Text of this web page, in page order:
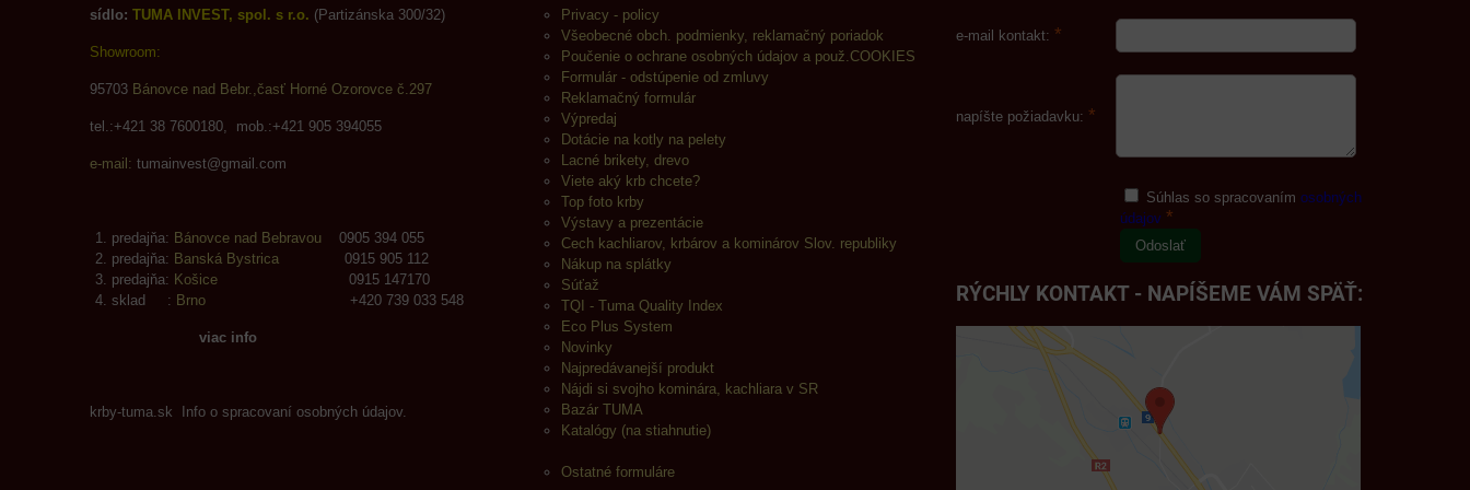
sídlo: TUMA INVEST, spol. s r.o. (Partizánska 300/32)
Showroom:
95703 Bánovce nad Bebr.,časť Horné Ozorovce č.297
tel.:+421 38 7600180, mob.:+421 905 394055
e-mail: tumainvest@gmail.com
predajňa: Bánovce nad Bebravou 0905 394 055
predajňa: Banská Bystrica 0915 905 112
predajňa: Košice 0915 147170
sklad : Brno +420 739 033 548
viac info
krby-tuma.sk Info o spracovaní osobných údajov.
Privacy - policy
Všeobecné obch. podmienky, reklamačný poriadok
Poučenie o ochrane osobných údajov a použ.COOKIES
Formulár - odstúpenie od zmluvy
Reklamačný formulár
Výpredaj
Dotácie na kotly na pelety
Lacné brikety, drevo
Viete aký krb chcete?
Top foto krby
Výstavy a prezentácie
Cech kachliarov, krbárov a kominárov Slov. republiky
Nákup na splátky
Súťaž
TQI - Tuma Quality Index
Eco Plus System
Novinky
Najpredávanejší produkt
Nájdi si svojho kominára, kachliara v SR
Bazár TUMA
Katalógy (na stiahnutie)
Ostatné formuláre
e-mail kontakt: *
napíšte požiadavku: *
Súhlas so spracovanímosobných
údajov *
Odoslať
RÝCHLY KONTAKT - NAPÍŠEME VÁM SPÄŤ: